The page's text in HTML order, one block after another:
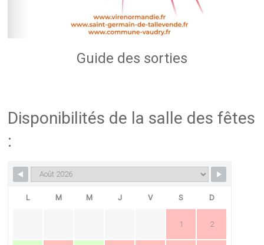
Guide des sorties
Disponibilités de la salle des fêtes
:
L M M J V S D
1 2